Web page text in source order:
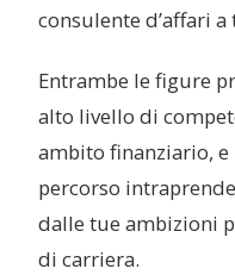
consulente d’affari
Entrambe le figure
alto livello di
ambito finanziario,
percorso
dalle tue ambizioni
di carriera.